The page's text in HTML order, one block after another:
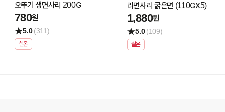
오뚜기 생면사리 200G
780원
5.0 (311)
실온
라면사리 굵은면 (110GX5)
1,880원
5.0 (109)
실온